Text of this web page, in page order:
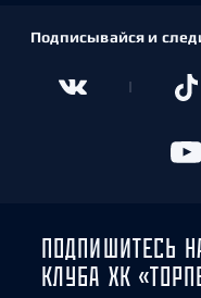
Подписывайся и
ПОДПИШИТЕСЬ
КЛУБА ХК